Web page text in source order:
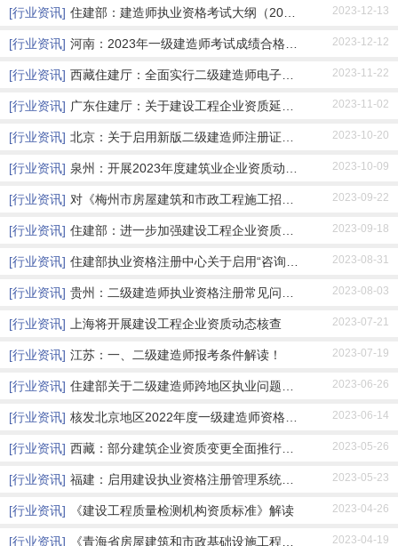
[行业资讯] 住建部：建造师执业资格考试大纲（2024年版）的2023-12-13
[行业资讯] 河南：2023年一级建造师考试成绩合格人员公示及2023-12-12
[行业资讯] 西藏住建厅：全面实行二级建造师电子注册证书 2023-11-22
[行业资讯] 广东住建厅：关于建设工程企业资质延续有关事 2023-11-02
[行业资讯] 北京：关于启用新版二级建造师注册证书电子证 2023-10-20
[行业资讯] 泉州：开展2023年度建筑业企业资质动态核查的通2023-10-09
[行业资讯] 对《梅州市房屋建筑和市政工程施工招标文件示 2023-09-22
[行业资讯] 住建部：进一步加强建设工程企业资质审批管理 2023-09-18
[行业资讯] 住建部执业资格注册中心关于启用“咨询服务热 2023-08-31
[行业资讯] 贵州：二级建造师执业资格注册常见问题解答 2023-08-03
[行业资讯] 上海将开展建设工程企业资质动态核查 2023-07-21
[行业资讯] 江苏：一、二级建造师报考条件解读！ 2023-07-19
[行业资讯] 住建部关于二级建造师跨地区执业问题的复函 2023-06-26
[行业资讯] 核发北京地区2022年度一级建造师资格证书的通知2023-06-14
[行业资讯] 西藏：部分建筑企业资质变更全面推行告知承诺 2023-05-26
[行业资讯] 福建：启用建设执业资格注册管理系统有关事项 2023-05-23
[行业资讯] 《建设工程质量检测机构资质标准》解读 2023-04-26
[行业资讯] 《青海省房屋建筑和市政基础设施工程施工安全 2023-04-19